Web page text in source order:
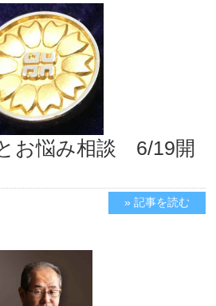
お悩み相談 6/19開
» 記事を読む